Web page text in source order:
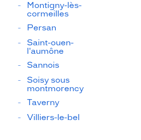
Montigny-lès-
cormeilles
Persan
Saint-ouen-
l'aumône
Sannois
Soisy sous
montmorency
Taverny
Villiers-le-bel